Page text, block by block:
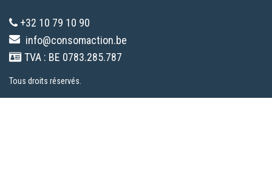
+32 10 79 10 90
info@consomaction.be
TVA : BE 0783.285.787
Tous droits réservés.